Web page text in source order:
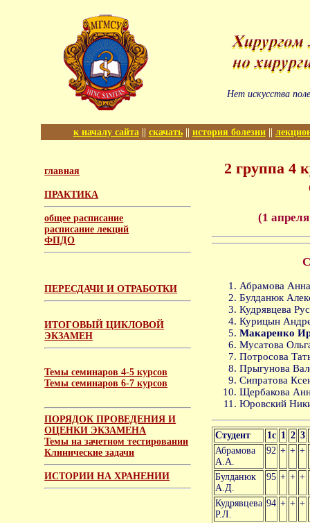
Нет искусства
к началу сайта || скачать|| история болезни||
главная
ПРАКТИКА
общее расписание
расписание лекций
ФПДО
ПЕРЕСДАЧИ И ОТРАБОТКИ
ИТОГОВЫЙ ЦИКЛОВОЙ
ЭКЗАМЕН
Темы семинаров 4-5 курсов
Темы семинаров 6-7 курсов
ПОРЯДОК ПРОВЕДЕНИЯ И
ОЦЕНКИ ЭКЗАМЕНА
Темы на зачетном тестировании
Клинические задачи
ИСТОРИИ НА ХРАНЕНИИ
2 группа 4
(1
Абрамова
Булданюк
Кудрявцева
Курицын
Макаренко
Мусатова
Потросова
Прыгунова
Сипратова
Щербакова
Юровский
Студент 1с 1 2 3
Абрамова
А.А.
92 + + +
Булданюк
А.Д.
95 + + +
Кудрявцева
Р.Л.
94 + + +